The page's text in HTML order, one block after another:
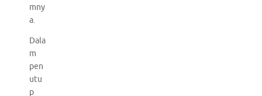
mny
a.
Dala
m
pen
utu
p